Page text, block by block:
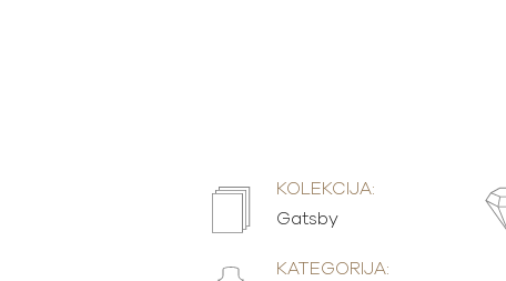
KOLEKCIJA:
Gatsby
KATEGORIJA: